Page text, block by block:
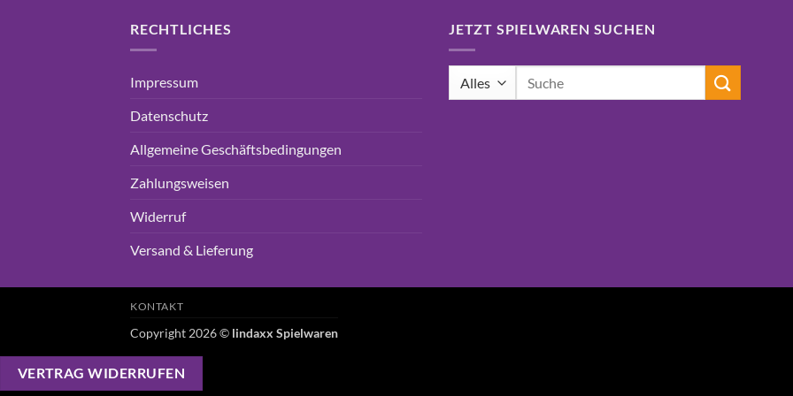
RECHTLICHES
Impressum
Datenschutz
Allgemeine Geschäftsbedingungen
Zahlungsweisen
Widerruf
Versand & Lieferung
JETZT SPIELWAREN SUCHEN
KONTAKT
Copyright 2026 © lindaxx Spielwaren
VERTRAG WIDERRUFEN